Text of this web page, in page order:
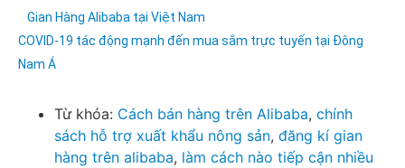
Gian Hàng Alibaba tại Việt Nam
COVID-19 tác động mạnh đến mua sắm trực tuyến tại Đông
Nam Á
Từ khóa: Cách bán hàng trên Alibaba, chính
sách hỗ trợ xuất khẩu nông sản, đăng kí gian
hàng trên alibaba, làm cách nào tiếp cận nhiều